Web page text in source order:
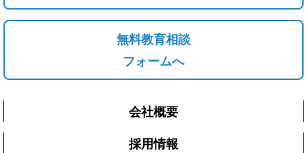
無料教育相談
フォームへ
会社概要
採用情報